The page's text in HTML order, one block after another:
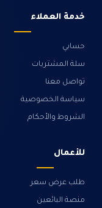
خدمة العملاء
حسابي
سلة المشتريات
تواصل معنا
سياسة الخصوصية
الشروط والأحكام
للأعمال
طلب عرض سعر
منصة البائعين